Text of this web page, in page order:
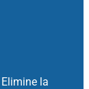
la